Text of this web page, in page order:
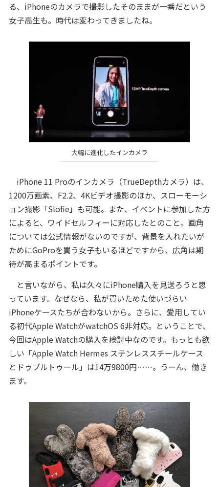
る、iPhoneのカメラで撮影したそのままが一番だという
女子高生も。時代は変わってきましたね。
大幅に進化したインカメラ
iPhone 11 Proのインカメラ（TrueDepthカメラ）は、
1200万画素、F2.2、4Kビデオ撮影のほか、スローモーシ
ョン撮影「Slofie」も可能。また、イベントに参加した方
によると、ワイドセルフィーに対応したとのこと。画角
については公式情報がないのですが、背景を入れたいが
ためにGoProを買う女子もいるほどですから、広角は期
待が高まるポイントです。
と言いながら、私は久々にiPhone購入を見送ろうと思
っています。なぜなら、私が買いためた使いづらい
iPhoneケースたちが合わないから。さらに、愛用してい
る初代Apple WatchがwatchOS 6非対応。ということで、
今回はApple Watchの購入を検討中なのです。もっとも欲
しい「Apple Watch Hermes ステンレススチールケース
とドゥブルトゥール」は14万9800円……。うーん、働き
ます。